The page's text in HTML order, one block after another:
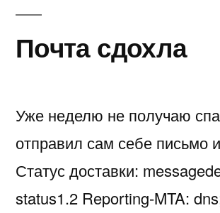
Почта сдохла
Уже неделю не получаю
отправил сам себе письмо
Статус доставки:
status1.2 Reporting-MTA: